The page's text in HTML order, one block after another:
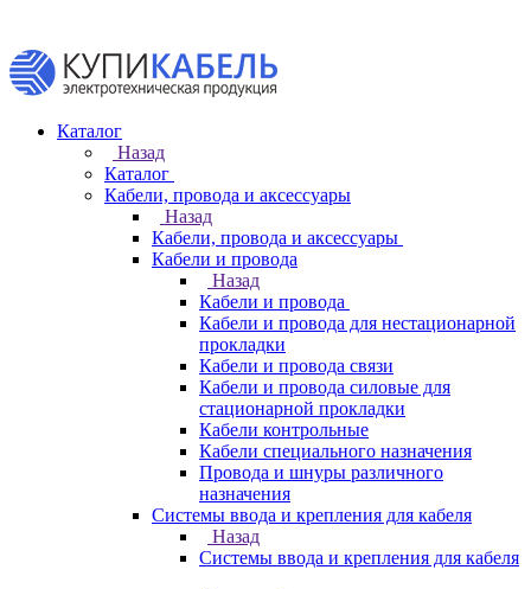
Каталог
Назад
Каталог
Кабели, провода и аксессуары
Назад
Кабели, провода и аксессуары
Кабели и провода
Назад
Кабели и провода
Кабели и провода для нестационарной
прокладки
Кабели и провода связи
Кабели и провода силовые для
стационарной прокладки
Кабели контрольные
Кабели специального назначения
Провода и шнуры различного
назначения
Системы ввода и крепления для кабеля
Назад
Системы ввода и крепления для кабеля